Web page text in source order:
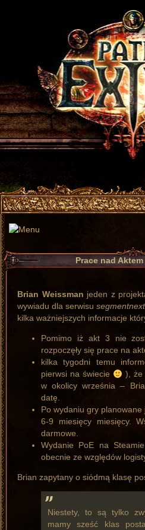
Prace nad
Brian Weissman jeden z
wywiadu dla serwisu
kilka ważniejszych informacje
Pomimo iż akt 3 nie
rozpoczęły się prace na
kilka tygodni temu
pierwsi na świecie
), że
w okolicy września –
datę.
Po wydaniu gry
6-9 miesięcy miesięcy.
darmowe.
Wydanie PoE na
obecnie ze względów
Brian zapytany o siódmą klasę
Niestety, to są tylko
mamy sześć klas